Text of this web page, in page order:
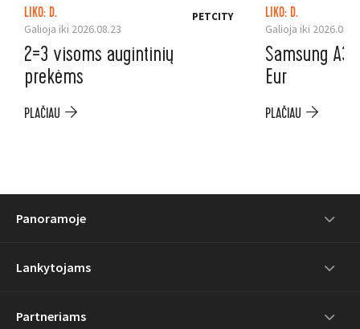
LIKO: D.
Galioja iki 2026.08.23
PETCITY
2=3 visoms augintinių
prekėms
PLAČIAU
LIKO: D.
Galioja iki
Samsung
Eur
PLAČIAU
Panoramoje
Lankytojams
Partneriams